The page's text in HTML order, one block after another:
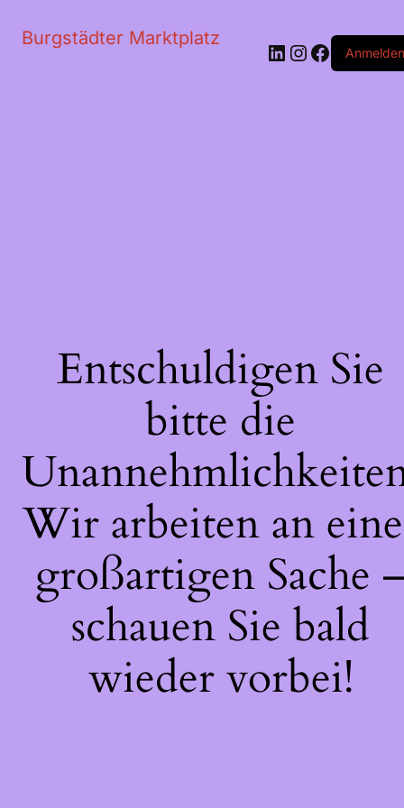
Burgstädter Marktplatz
LinkedIn
Instagram
Anmelden
Entschuldigen Sie
bitte die
Wir arbeiten an
großartigen Sache
schauen Sie bald
wieder vorbei!